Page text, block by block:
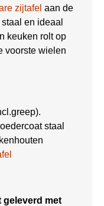
zijtafel aan de
en ideaal
keuken rolt op
voorste wielen
staal
geleverd met